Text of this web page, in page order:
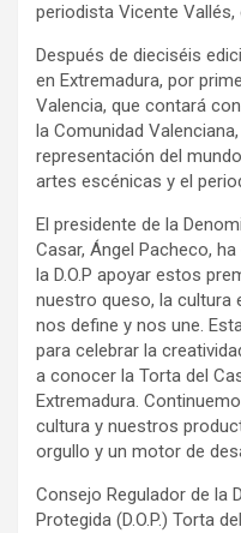
periodista Vicente
Después de dieciséis
en Extremadura, por
Valencia, que contará
la Comunidad
representación del
artes escénicas y el
El presidente de la
Casar, Ángel Pacheco,
la D.O.P apoyar estos
nuestro queso, la cultura
nos define y nos une.
para celebrar la
a conocer la Torta del
Extremadura.
cultura y nuestros
orgullo y un motor de
Consejo Regulador de la
Protegida (D.O.P.) Torta